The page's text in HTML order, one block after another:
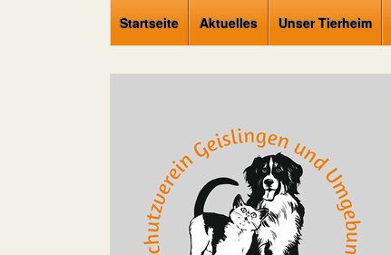
Startseite Aktuelles Unser Tierheim